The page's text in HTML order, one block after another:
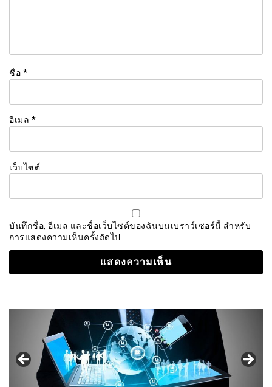
ชื่อ *
อีเมล *
เว็บไซต์
บันทึกชื่อ, อีเมล และชื่อเว็บไซต์ของฉันบนเบราว์เซอร์นี้ สำหรับ
การแสดงความเห็นครั้งถัดไป